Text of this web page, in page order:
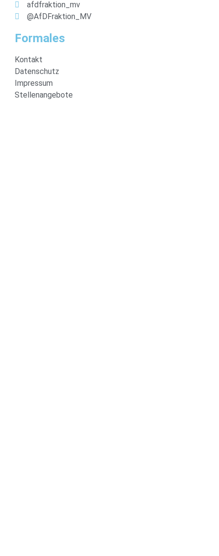
afdfraktion_mv
@AfDFraktion_MV
Formales
Kontakt
Datenschutz
Impressum
Stellenangebote